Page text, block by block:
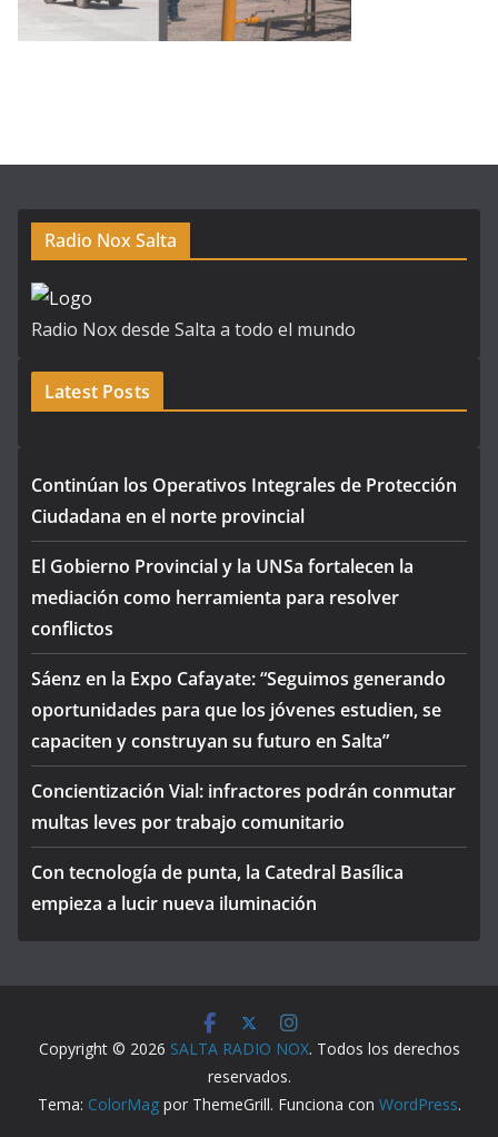
Radio Nox Salta
Radio Nox desde Salta a todo el mundo
Latest Posts
Continúan los Operativos Integrales de Protección
Ciudadana en el norte provincial
El Gobierno Provincial y la UNSa fortalecen la
mediación como herramienta para resolver
conflictos
Sáenz en la Expo Cafayate: “Seguimos generando
oportunidades para que los jóvenes estudien, se
capaciten y construyan su futuro en Salta”
Concientización Vial: infractores podrán conmutar
multas leves por trabajo comunitario
Con tecnología de punta, la Catedral Basílica
empieza a lucir nueva iluminación
Copyright © 2026 SALTA RADIO NOX. Todos los derechos
reservados.
Tema: ColorMagpor ThemeGrill. Funciona con WordPress.